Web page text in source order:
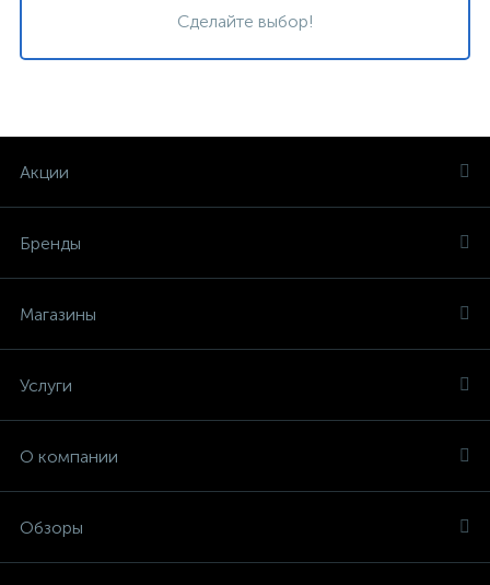
Сделайте выбор!
Акции
Бренды
Магазины
Услуги
О компании
Обзоры